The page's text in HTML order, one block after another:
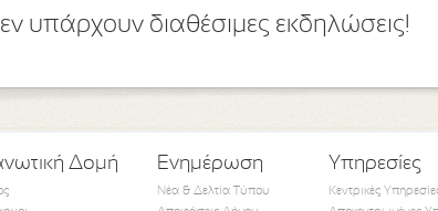
υπάρχουν διαθέσιμες εκδηλώσεις!
Δομή Ενημέρωση
Νέα & Δελτία Τύπου
Υπηρεσίες
Κεντρικές